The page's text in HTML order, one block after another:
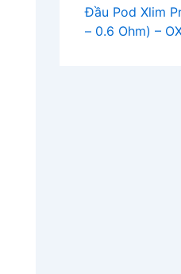
Đầu Pod Xlim
– 0.6 Ohm) –